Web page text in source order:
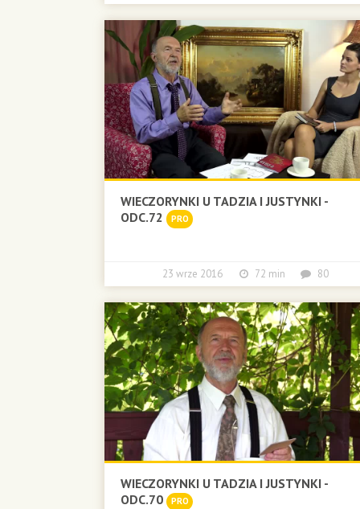
WIECZORYNKI U TADZIA I JUSTYNKI -
ODC.72
PRO
23 wrze 2016 72 min 80
WIECZORYNKI U TADZIA I JUSTYNKI -
ODC.70
PRO